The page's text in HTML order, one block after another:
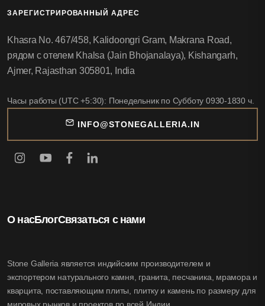
О насБлогСвязаться с нами
Stone Galleria является индийским производителем и
экспортером натурального камня, гранита, песчаника, мрамора и
кварцита, поставляющим плиты, плитку и камень по размеру для
ЗАРЕГИСТРИРОВАННЫЙ АДРЕС
Khasra No. 467/458, Kalidoongri Gram, Makrana Road,
рядом с отелем Khalsa (Jain Bhojanalaya), Kishangarh,
Ajmer, Rajasthan 305801, India
Часы работы (UTC +5:30): Понедельник по Субботу 0930-1830 ч.
INFO@STONEGALLERIA.IN